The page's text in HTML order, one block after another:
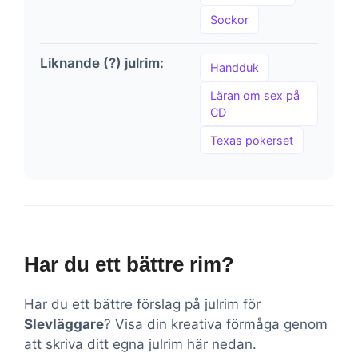
Sockor
Liknande (?) julrim: Handduk
Läran om sex på
CD
Texas pokerset
Har du ett bättre rim?
Har du ett bättre förslag på julrim för
Slevläggare? Visa din kreativa förmåga genom
att skriva ditt egna julrim här nedan.